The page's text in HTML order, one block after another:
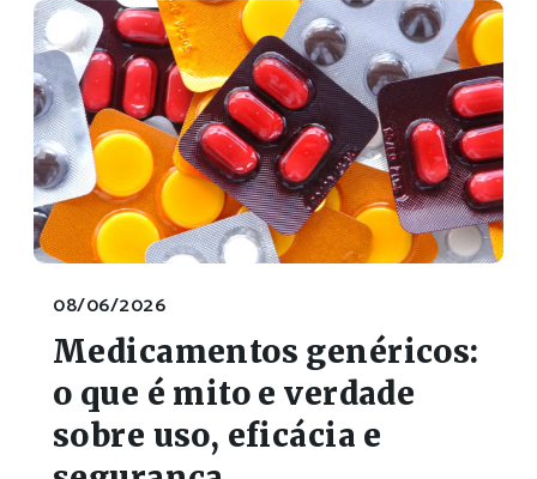
08/06/2026
Medicamentos genéricos:
o que é mito e verdade
sobre uso, eficácia e